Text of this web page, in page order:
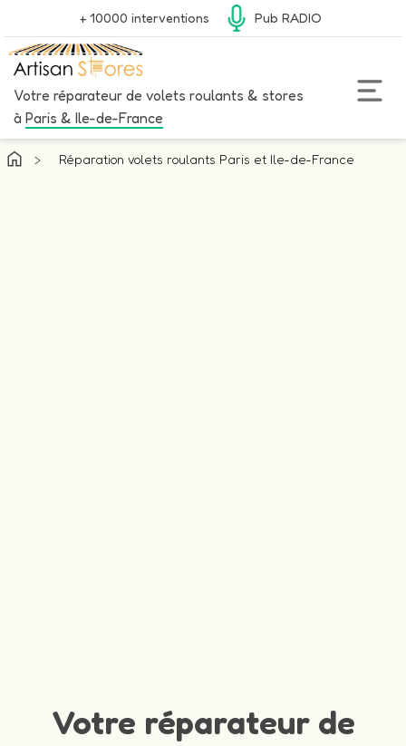
+ 10000 interventions Pub RADIO
Votre réparateur de volets roulants & stores
à Paris & Ile-de-France
> Réparation volets roulants Paris et Ile-de-France
Votre réparateur de